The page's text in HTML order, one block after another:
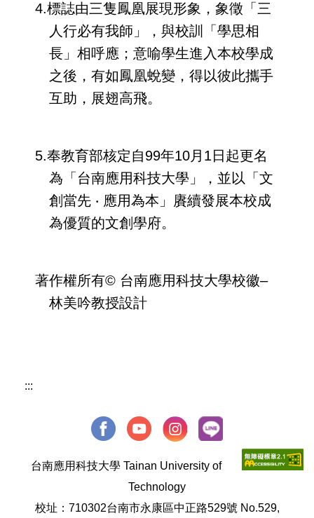
4.標誌由三隻鳳凰展現形象，象徵「三
人行必有我師」，與校訓「學思相
長」相呼應；意喻學生進入本校學成
之後，有如鳳凰蛻變，得以彼此攜手
互助，展翅高飛。
5.奉教育部核定自99年10月1日起更名
為「台南應用科技大學」，並以「文
創當先 ‧ 應用為本」賡續發展本校成
為優質的文創學府。
著作權所有© 台南應用科技大學校徽–
林美吟教授設計
:::
台南應用科技大學 Tainan University of
Technology
校址：710302台南市永康區中正路529號 No.529,